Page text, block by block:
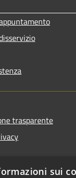
trasparente
accessibilitàsui